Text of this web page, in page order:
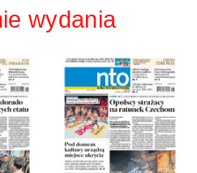
wydania